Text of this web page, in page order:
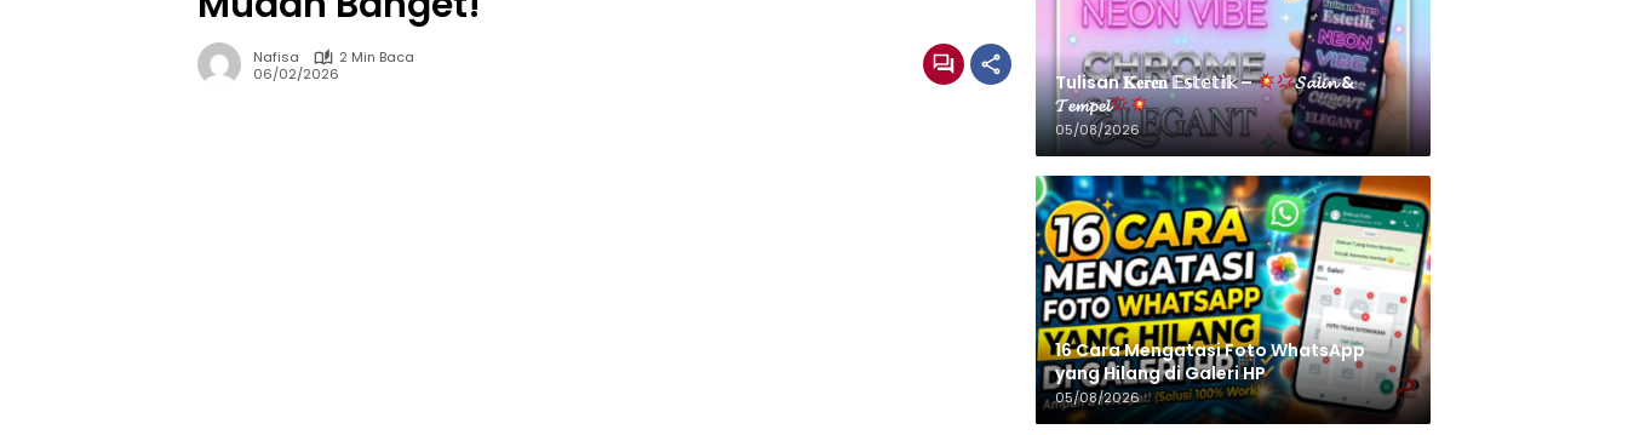
Nafisa
2 Min Baca
06/02/2026
Tulisan 𝐊𝐞𝐫𝐞𝐧 𝔼𝕤𝕥𝕖𝕥𝕚𝕜 –
𝓢𝓪𝓵𝓲𝓷 &
𝓣𝓮𝓶𝓹𝓮𝓵
05/08/2026
16 Cara Mengatasi Foto WhatsApp
yang Hilang di Galeri HP
05/08/2026